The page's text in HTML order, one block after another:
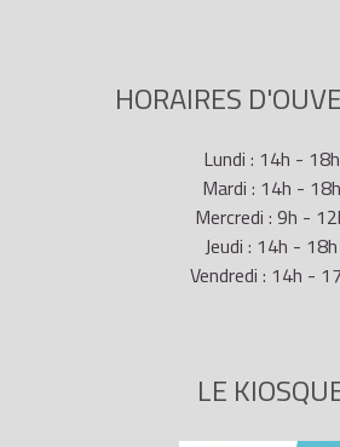
HORAIRES
Lundi : 14h - 18h
Mardi : 14h - 18h
Mercredi : 9h -
Jeudi : 14h - 18h
Vendredi : 14h -
LE